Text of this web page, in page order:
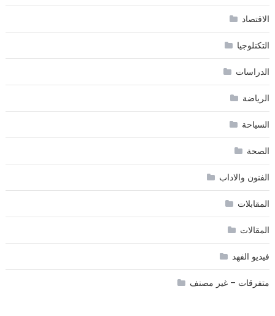
الاقتصاد
التكنلوجيا
الدراسات
الرياضة
السياحة
الصحة
الفنون والاداب
المقابلات
المقالات
فيديو الفهد
متفرقات – غير مصنف